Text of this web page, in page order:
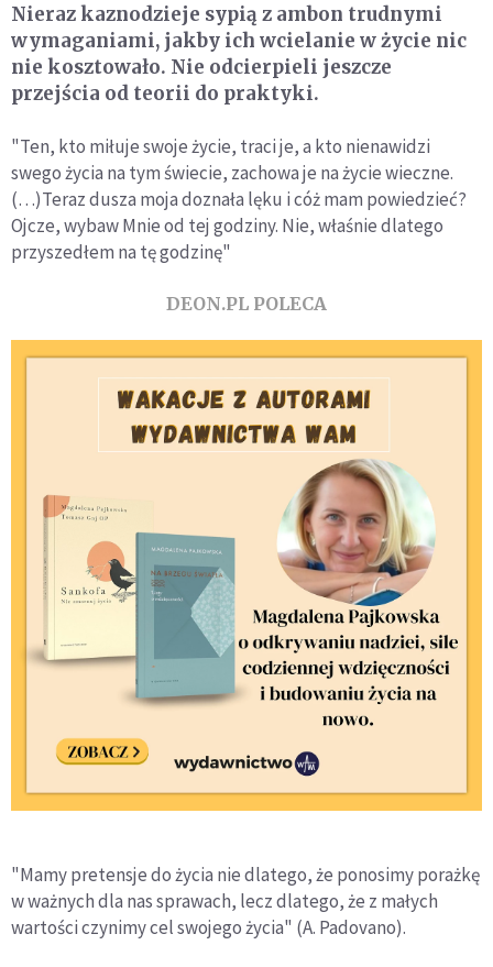
Nieraz kaznodzieje sypią z ambon trudnymi
wymaganiami, jakby ich wcielanie w życie nic
nie kosztowało. Nie odcierpieli jeszcze
przejścia od teorii do praktyki.
"Ten, kto miłuje swoje życie, traci je, a kto nienawidzi
swego życia na tym świecie, zachowa je na życie wieczne.
(…)Teraz dusza moja doznała lęku i cóż mam powiedzieć?
Ojcze, wybaw Mnie od tej godziny. Nie, właśnie dlatego
przyszedłem na tę godzinę"
DEON.PL POLECA
"Mamy pretensje do życia nie dlatego, że ponosimy porażkę
w ważnych dla nas sprawach, lecz dlatego, że z małych
wartości czynimy cel swojego życia" (A. Padovano).